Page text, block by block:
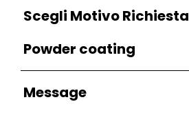
Scegli Motivo Richiesta